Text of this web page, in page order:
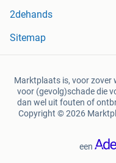
2dehands
Sitemap
Marktplaats is, voor zover
voor (gevolg)schade die
dan wel uit fouten of
Copyright © 2026
een